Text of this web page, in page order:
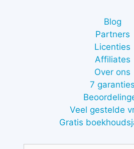
Blog
Partners
Licenties
Affiliates
Over ons
7 garanties
Veel gestelde
Gratis